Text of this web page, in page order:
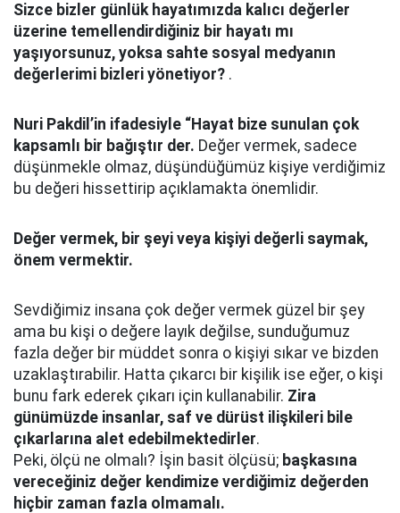
Sizce bizler günlük hayatımızda kalıcı değerler
üzerine temellendirdiğiniz bir hayatı mı
yaşıyorsunuz, yoksa sahte sosyal medyanın
değerlerimi bizleri yönetiyor? .
Nuri Pakdil’in ifadesiyle “Hayat bize sunulan çok
kapsamlı bir bağıştır der. Değer vermek, sadece
düşünmekle olmaz, düşündüğümüz kişiye verdiğimiz
bu değeri hissettirip açıklamakta önemlidir.
Değer vermek, bir şeyi veya kişiyi değerli saymak,
önem vermektir.
Sevdiğimiz insana çok değer vermek güzel bir şey
ama bu kişi o değere layık değilse, sunduğumuz
fazla değer bir müddet sonra o kişiyi sıkar ve bizden
uzaklaştırabilir. Hatta çıkarcı bir kişilik ise eğer, o kişi
bunu fark ederek çıkarı için kullanabilir. Zira
günümüzde insanlar, saf ve dürüst ilişkileri bile
çıkarlarına alet edebilmektedirler.
Peki, ölçü ne olmalı? İşin basit ölçüsü; başkasına
vereceğiniz değer kendimize verdiğimiz değerden
hiçbir zaman fazla olmamalı.